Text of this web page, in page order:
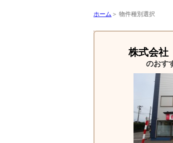
ホーム ＞ 物件種別選択
株式会
のおす